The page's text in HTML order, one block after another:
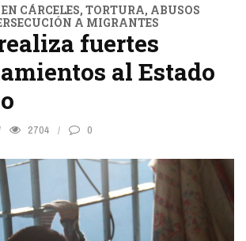
CÁRCELES, TORTURA, ABUSOS
A MIGRANTES
fuertes
al Estado
2704 0